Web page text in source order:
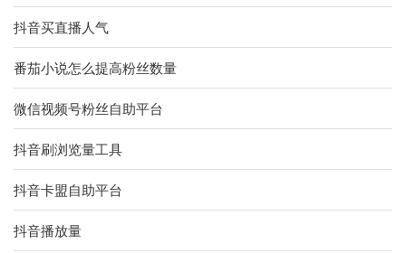
抖音买直播人气
番茄小说怎么提高粉丝数量
微信视频号粉丝自助平台
抖音刷浏览量工具
抖音卡盟自助平台
抖音播放量